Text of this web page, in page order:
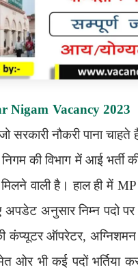
Nigam Vacancy 2023
जो सरकारी नौकरी पाना
की विभाग में आई भर्ती
वाली है। हाल ही में
अपडेट अनुसार निम्न पदो पर
कंप्यूटर ऑपरेटर, अग्निशमन
ओर भी कई पदों भर्तिया